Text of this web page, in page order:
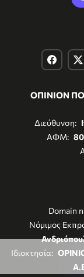
ΟΠΙΝΙΟΝ
Διεύθυνση:
ΑΦΜ:
Domain
Νόμιμος
Ιδιοκτησία: